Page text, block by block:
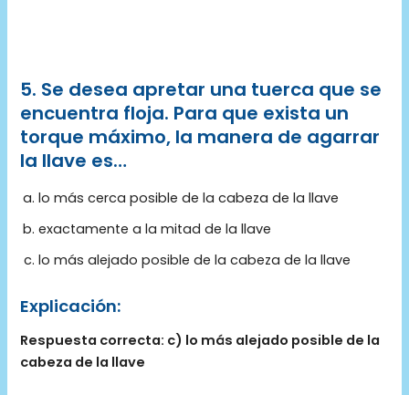
5. Se desea apretar una tuerca que se
encuentra floja. Para que exista un
torque máximo, la manera de agarrar
la llave es…
lo más cerca posible de la cabeza de la llave
exactamente a la mitad de la llave
lo más alejado posible de la cabeza de la llave
Explicación:
Respuesta correcta: c) lo más alejado posible de la
cabeza de la llave